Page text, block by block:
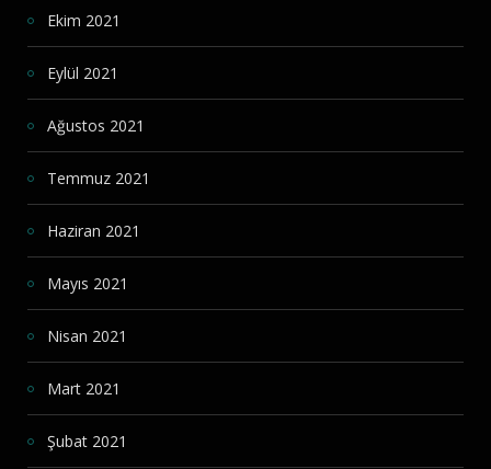
Ekim 2021
Eylül 2021
Ağustos 2021
Temmuz 2021
Haziran 2021
Mayıs 2021
Nisan 2021
Mart 2021
Şubat 2021